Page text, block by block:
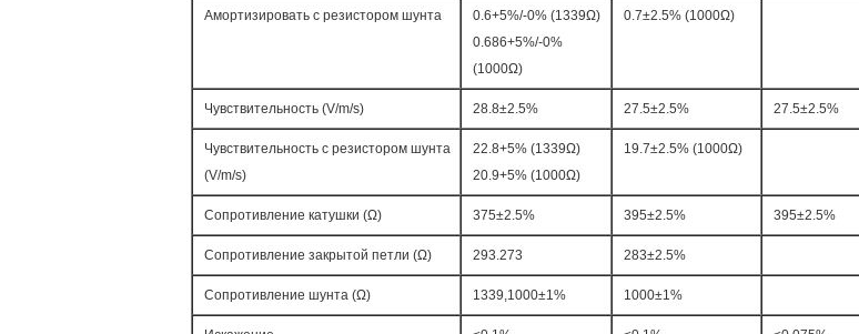
Амортизировать с резистором шунта
0.6+5%/-0% (1339Ω)
0.686+5%/-0%
(1000Ω)
0.7±2.5% (1000Ω)
Чувствительность (V/m/s) 28.8±2.5% 27.5±2.5% 27.5±2.5%
Чувствительность с резистором шунта
(V/m/s)
22.8+5% (1339Ω)
20.9+5% (1000Ω)
19.7±2.5% (1000Ω)
Сопротивление катушки (Ω) 375±2.5% 395±2.5% 395±2.5%
Сопротивление закрытой петли (Ω) 293.273 283±2.5%
Сопротивление шунта (Ω) 1339,1000±1% 1000±1%